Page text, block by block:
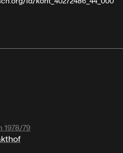
1978/79